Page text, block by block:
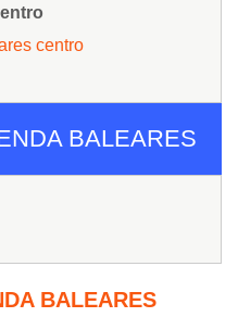
centro
BALEARES
BALEARES